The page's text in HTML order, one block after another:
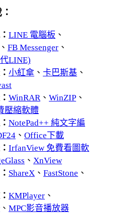
LINE 電腦板 、
、 FB Messenger 、
LINE)
小紅傘 、 卡巴斯基 、
WinRAR、 WinZIP 、
壓縮軟體
NotePad++ 純文字編
、 Office下載
IrfanView 免費看圖軟
、 XnView
ShareX 、 FastStone 、
KMPlayer 、
、 MPC影音播放器